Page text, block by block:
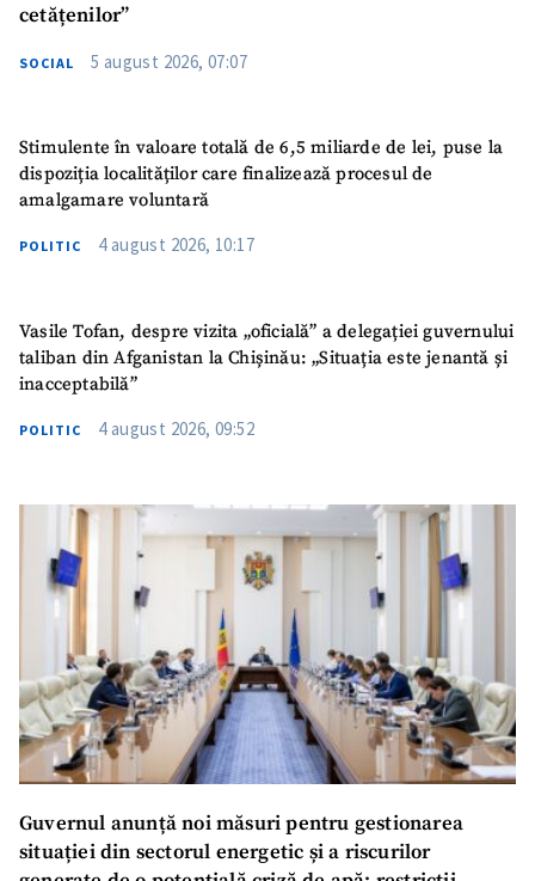
cetățenilor”
SOCIAL 5 august 2026, 07:07
Stimulente în valoare totală de 6,5 miliarde de lei, puse la
dispoziția localităților care finalizează procesul de
amalgamare voluntară
POLITIC 4 august 2026, 10:17
Vasile Tofan, despre vizita „oficială” a delegației guvernului
taliban din Afganistan la Chișinău: „Situația este jenantă și
inacceptabilă”
POLITIC 4 august 2026, 09:52
Guvernul anunță noi măsuri pentru gestionarea
situației din sectorul energetic și a riscurilor